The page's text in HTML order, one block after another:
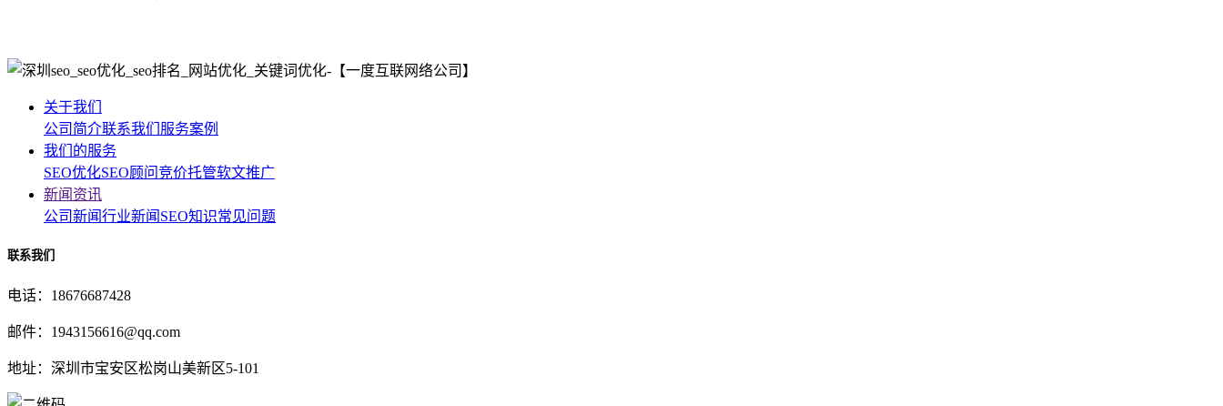
关于我们
公司简介联系我们 服务案例
我们的服务
SEO优化SEO顾问竞价托管软文推广
新闻资讯
公司新闻行业新闻 SEO知识常见问题
联系我们
电话：18676687428
邮件：1943156616@qq.com
地址：深圳市宝安区松岗山美新区5-101